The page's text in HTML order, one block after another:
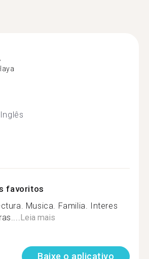
Inglês
favoritos
Musica. Familia. Interes
Leia mais
Baixe o aplicativo